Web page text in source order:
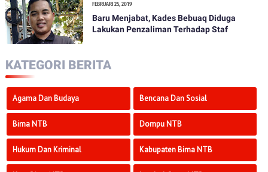
FEBRUARI 25, 2019
Baru Menjabat, Kades Bebuaq Diduga
Lakukan Penzaliman Terhadap Staf
KATEGORI BERITA
Agama Dan Budaya Bencana Dan Sosial
Bima NTB Dompu NTB
Hukum Dan Kriminal Kabupaten Bima NTB